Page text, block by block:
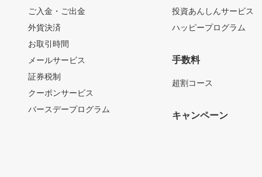
ご入金・ご出金
外貨決済
お取引時間
メールサービス
証券税制
クーポンサービス
バースデープログラム
投資あんしんサービス
ハッピープログラム
手数料
超割コース
キャンペーン